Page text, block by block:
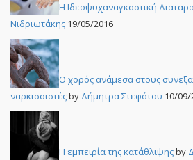
Η Ιδεοψυχαναγκαστική
Νιδριωτάκης 19/05/2016
Ο χορός ανάμεσα στους
ναρκισσιστέςby Δήμητρα Στεφάτου 10/09/
Η εμπειρία της κατάθλιψηςby